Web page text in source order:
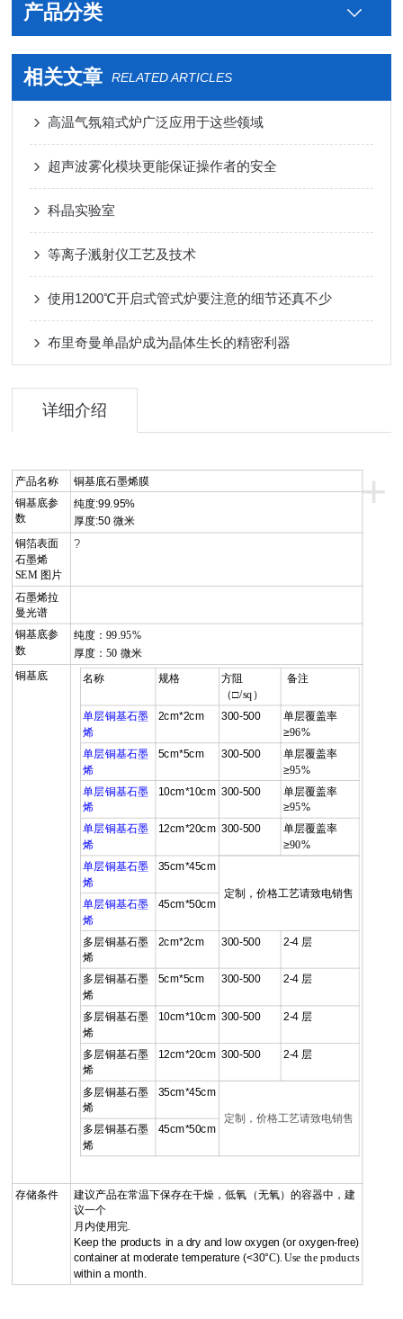
产品分类
相关文章 RELATED ARTICLES
高温气氛箱式炉广泛应用于这些领域
超声波雾化模块更能保证操作者的安全
科晶实验室
等离子溅射仪工艺及技术
使用1200℃开启式管式炉要注意的细节还真不少
布里奇曼单晶炉成为晶体生长的精密利器
详细介绍
+
产品名称
铜基底石墨烯膜
铜基底参
数
纯度:99.95%
厚度:50 微米
铜箔表面
石墨烯
SEM 图片
?
石墨烯拉
曼光谱
铜基底参
数
纯度：99.95%
厚度：50微米
铜基底
名称 规格
方阻
（□/sq ）
备注
单层铜基石墨
烯
2cm*2cm 300-500
单层覆盖率
≥96%
单层铜基石墨
烯
5cm*5cm 300-500
单层覆盖率
≥95%
单层铜基石墨
烯
10cm*10cm 300-500
单层覆盖率
≥95%
单层铜基石墨
烯
12cm*20cm 300-500
单层覆盖率
≥90%
单层铜基石墨
烯
35cm*45cm
定制，价格工艺请致电销售
单层铜基石墨
烯
45cm*50cm
多层铜基石墨
烯
2cm*2cm 300-500 2-4 层
多层铜基石墨
烯
5cm*5cm 300-500 2-4 层
多层铜基石墨
烯
10cm*10cm 300-500 2-4 层
多层铜基石墨
烯
12cm*20cm 300-500 2-4 层
多层铜基石墨
烯
35cm*45cm
定制，价格工艺请致电销售
多层铜基石墨
烯
45cm*50cm
存储条件
建议产品在常温下保存在干燥，低氧（无氧）的容器中，建
议一个
月内使用完
Keep the products in a dry and low oxygen (or oxygen-free)
container at moderate temperature (<30°C). Use the products
within a month.